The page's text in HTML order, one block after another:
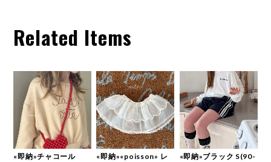
Related Items
«即納»チャコール
«即納»«poisson» レ
«即納»ブラック S(90-